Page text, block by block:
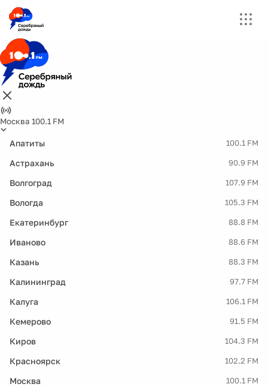
Москва 100.1 FM
Апатиты 100.1 FM
Астрахань 90.9 FM
Волгоград 107.9 FM
Вологда 105.3 FM
Екатеринбург 88.8 FM
Иваново 88.6 FM
Казань 88.3 FM
Калининград 97.7 FM
Калуга 106.1 FM
Кемерово 91.5 FM
Киров 104.3 FM
Красноярск 102.2 FM
Москва 100.1 FM